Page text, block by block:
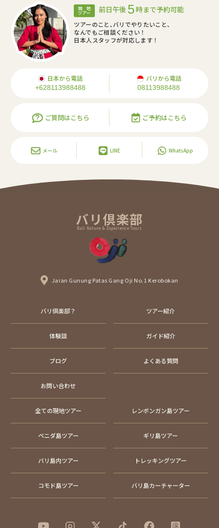
現 地
ツアー 前日午後 5時まで予約可能
ツアーのこと､バリでやりたいこと､
なんでもご相談ください！
日本人スタッフが対応します！
日本から電話
+628113988488
バリから電話
08113988488
ご質問はこちら ご予約はこちら
メール LINE WhatsApp
バリ倶楽部
Bali Nature & Experience Tours
Jaian Gunung Patas Gang Oji No.1 Kerobokan
バリ倶楽部？ ツアー紹介
体験談 ガイド紹介
ブログ よくある質問
お問い合わせ
全ての現地ツアー レンボンガン島ツアー
ペニダ島ツアー ギリ島ツアー
バリ島内ツアー トレッキングツアー
コモド島ツアー バリ島カーチャーター